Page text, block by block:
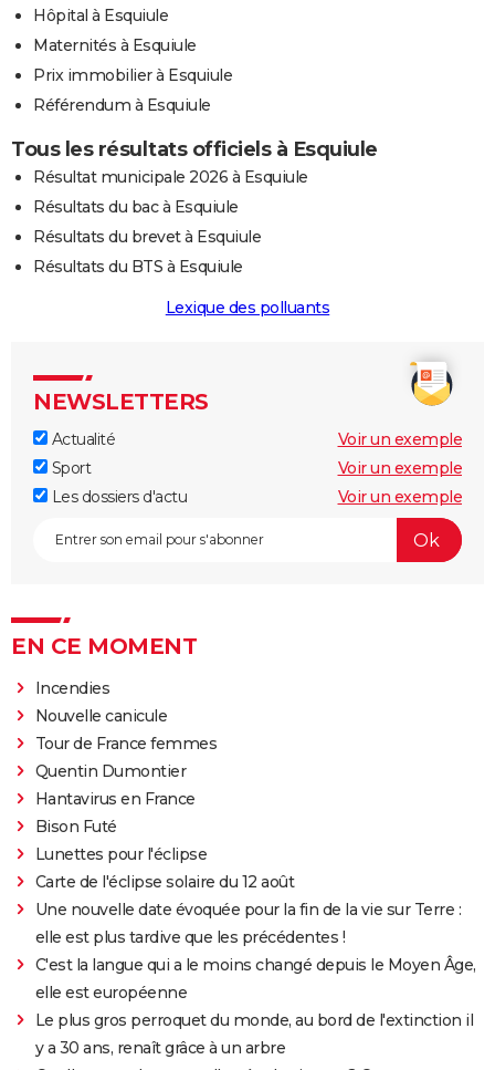
Hôpital à Esquiule
Maternités à Esquiule
Prix immobilier à Esquiule
Référendum à Esquiule
Tous les résultats officiels à Esquiule
Résultat municipale 2026 à Esquiule
Résultats du bac à Esquiule
Résultats du brevet à Esquiule
Résultats du BTS à Esquiule
Lexique des polluants
NEWSLETTERS
Actualité
Voir un exemple
Sport
Voir un exemple
Les dossiers d'actu
Voir un exemple
EN CE MOMENT
Incendies
Nouvelle canicule
Tour de France femmes
Quentin Dumontier
Hantavirus en France
Bison Futé
Lunettes pour l'éclipse
Carte de l'éclipse solaire du 12 août
Une nouvelle date évoquée pour la fin de la vie sur Terre :
elle est plus tardive que les précédentes !
C'est la langue qui a le moins changé depuis le Moyen Âge,
elle est européenne
Le plus gros perroquet du monde, au bord de l'extinction il
y a 30 ans, renaît grâce à un arbre